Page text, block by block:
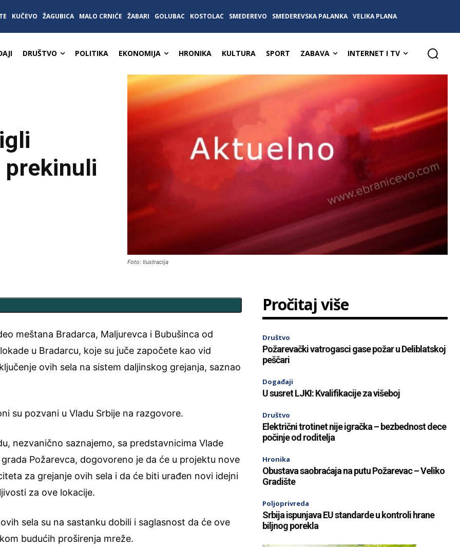
KUČEVO ŽAGUBICA MALO CRNIĆE ŽABARI GOLUBAC KOSTOLAC SMEDEREVO SMEDEREVSKA PALANKA VELIKA PLANA
DRUŠTVO POLITIKA EKONOMIJA HRONIKA KULTURA SPORT ZABAVA INTERNET I TV
prekinuli
Foto: Ilustracija
meštana Bradarca, Maljurevca i Bubušinca od
u Bradarcu, koje su juče započete kao vid
ovih sela na sistem daljinskog grejanja, saznao
su pozvani u Vladu Srbije na razgovore.
nezvanično saznajemo, sa predstavnicima Vlade
grada Požarevca, dogovoreno je da će u projektu nove
za grejanje ovih sela i da će biti urađen novi idejni
za ove lokacije.
sela su na sastanku dobili i saglasnost da će ove
budućih proširenja mreže.
Pročitaj više
Društvo
Požarevački vatrogasci gase požar u Deliblatskoj
peščari
Događaji
U susret LJKI: Kvalifikacije za višeboj
Društvo
Električni trotinet nije igračka – bezbednost dece
počinje od roditelja
Hronika
Obustava saobraćaja na putu Požarevac – Veliko
Gradište
Poljoprivreda
Srbija ispunjava EU standarde u kontroli hrane
biljnog porekla